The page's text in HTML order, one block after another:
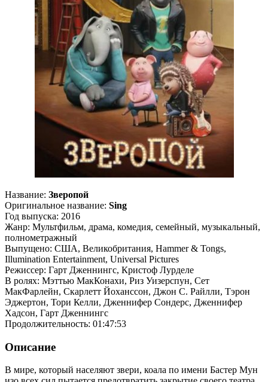
Название: Зверопой
Оригинальное название: Sing
Год выпуска: 2016
Жанр: Мультфильм, драма, комедия, семейный, музыкальный,
полнометражный
Выпущено: США, Великобритания, Hammer & Tongs,
Illumination Entertainment, Universal Pictures
Режиссер: Гарт Дженнингс, Кристоф Лурделе
В ролях: Мэттью МакКонахи, Риз Уизерспун, Сет
МакФарлейн, Скарлетт Йоханссон, Джон С. Райлли, Тэрон
Эджертон, Тори Келли, Дженнифер Сондерс, Дженнифер
Хадсон, Гарт Дженнингс
Продолжительность: 01:47:53
Описание
В мире, который населяют звери, коала по имени Бастер Мун